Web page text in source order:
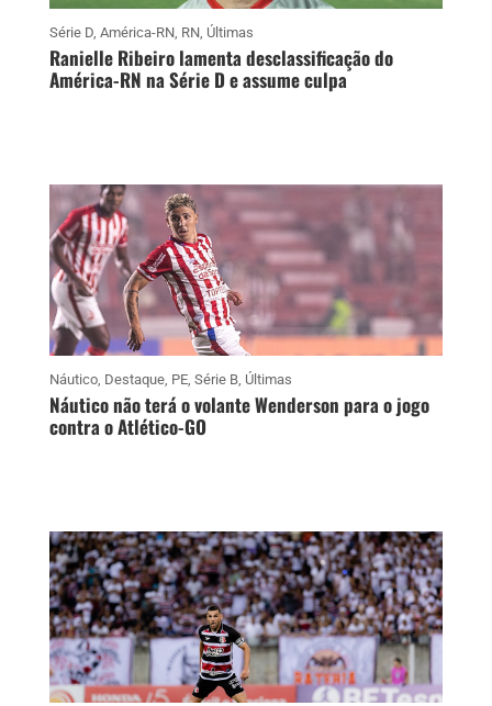
Série D, América-RN, RN, Últimas
Ranielle Ribeiro lamenta desclassificação do
América-RN na Série D e assume culpa
Náutico, Destaque, PE, Série B, Últimas
Náutico não terá o volante Wenderson para o jogo
contra o Atlético-GO